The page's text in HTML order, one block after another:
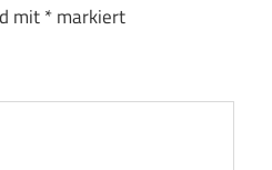
mit*markiert